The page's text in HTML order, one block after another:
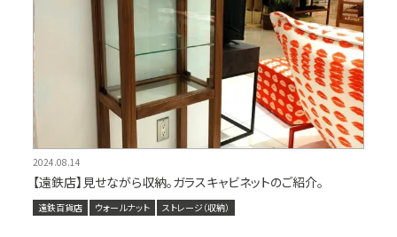
2024.08.14
【遠鉄店】見せながら収納。ガラスキャビネットのご紹介。
遠鉄百貨店 ウォールナット ストレージ（収納）